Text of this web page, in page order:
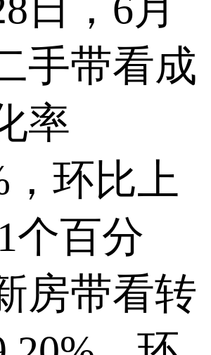
日，6月
手带看成
率
，环比上
个百分
房带看转